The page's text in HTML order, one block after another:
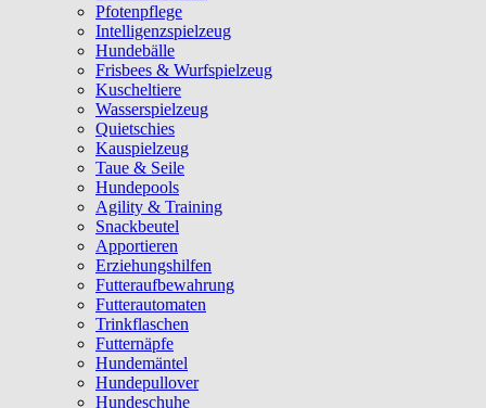
Pfotenpflege
Intelligenzspielzeug
Hundebälle
Frisbees & Wurfspielzeug
Kuscheltiere
Wasserspielzeug
Quietschies
Kauspielzeug
Taue & Seile
Hundepools
Agility & Training
Snackbeutel
Apportieren
Erziehungshilfen
Futteraufbewahrung
Futterautomaten
Trinkflaschen
Futternäpfe
Hundemäntel
Hundepullover
Hundeschuhe